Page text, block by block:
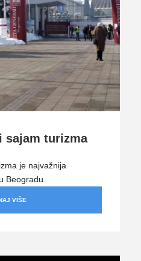
sajam turizma
je najvažnija
Beogradu.
VIŠE